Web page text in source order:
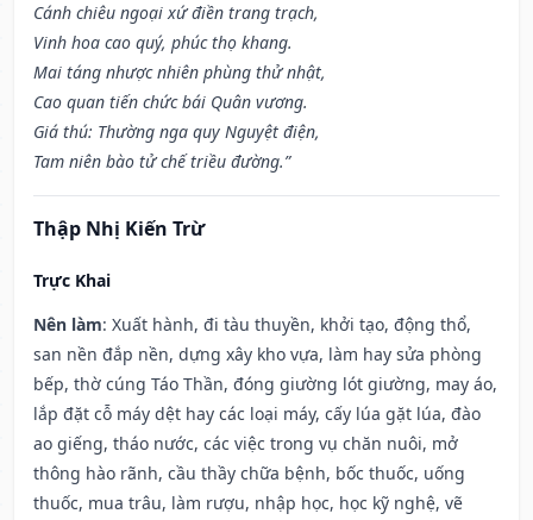
Cánh chiêu ngoại xứ điền trang trạch,
Vinh hoa cao quý, phúc thọ khang.
Mai táng nhược nhiên phùng thử nhật,
Cao quan tiến chức bái Quân vương.
Giá thú: Thường nga quy Nguyệt điện,
Tam niên bào tử chế triều đường.”
Thập Nhị Kiến Trừ
Trực Khai
Nên làm: Xuất hành, đi tàu thuyền, khởi tạo, động thổ,
san nền đắp nền, dựng xây kho vựa, làm hay sửa phòng
bếp, thờ cúng Táo Thần, đóng giường lót giường, may áo,
lắp đặt cỗ máy dệt hay các loại máy, cấy lúa gặt lúa, đào
ao giếng, tháo nước, các việc trong vụ chăn nuôi, mở
thông hào rãnh, cầu thầy chữa bệnh, bốc thuốc, uống
thuốc, mua trâu, làm rượu, nhập học, học kỹ nghệ, vẽ